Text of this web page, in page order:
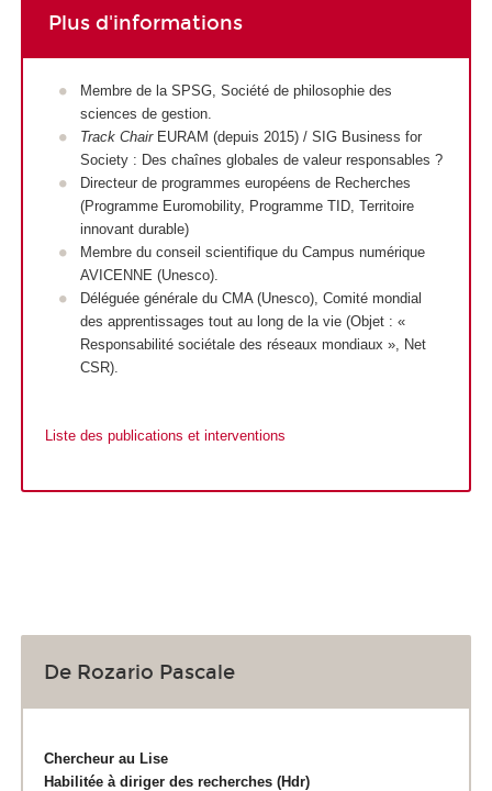
Plus d'informations
Membre de la SPSG, Société de philosophie des
sciences de gestion.
Track ChairEURAM (depuis 2015) / SIG Business for
Society : Des chaînes globales de valeur responsables ?
Directeur de programmes européens de Recherches
(Programme Euromobility, Programme TID, Territoire
innovant durable)
Membre du conseil scientifique du Campus numérique
AVICENNE (Unesco).
Déléguée générale du CMA (Unesco), Comité mondial
des apprentissages tout au long de la vie (Objet : «
Responsabilité sociétale des réseaux mondiaux », Net
CSR).
Liste des publications et interventions
De Rozario Pascale
Chercheur au Lise
Habilitée à diriger des recherches (Hdr)